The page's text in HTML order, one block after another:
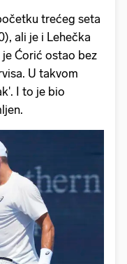
trećeg seta
ali je i Lehečka
Ćorić ostao bez
U takvom
I to je bio